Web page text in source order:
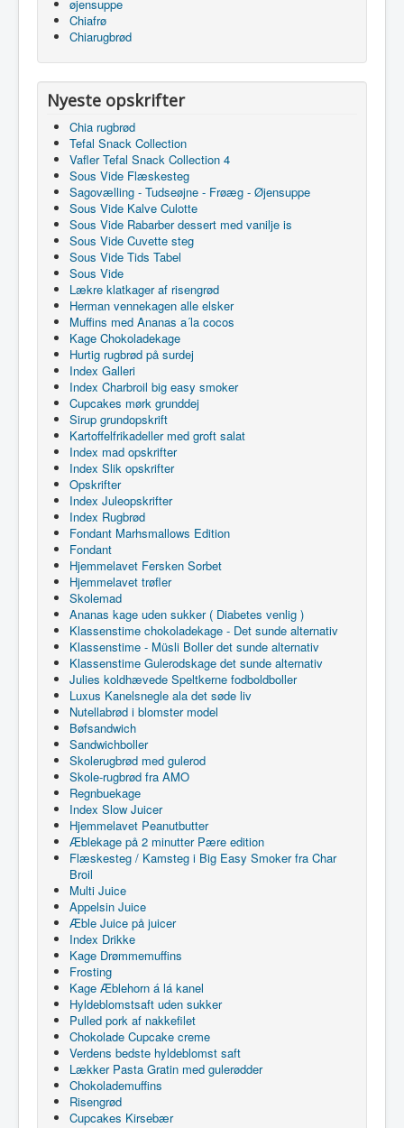
øjensuppe
Chiafrø
Chiarugbrød
Nyeste opskrifter
Chia rugbrød
Tefal Snack Collection
Vafler Tefal Snack Collection 4
Sous Vide Flæskesteg
Sagovælling - Tudseøjne - Frøæg - Øjensuppe
Sous Vide Kalve Culotte
Sous Vide Rabarber dessert med vanilje is
Sous Vide Cuvette steg
Sous Vide Tids Tabel
Sous Vide
Lækre klatkager af risengrød
Herman vennekagen alle elsker
Muffins med Ananas a´la cocos
Kage Chokoladekage
Hurtig rugbrød på surdej
Index Galleri
Index Charbroil big easy smoker
Cupcakes mørk grunddej
Sirup grundopskrift
Kartoffelfrikadeller med groft salat
Index mad opskrifter
Index Slik opskrifter
Opskrifter
Index Juleopskrifter
Index Rugbrød
Fondant Marhsmallows Edition
Fondant
Hjemmelavet Fersken Sorbet
Hjemmelavet trøfler
Skolemad
Ananas kage uden sukker ( Diabetes venlig )
Klassenstime chokoladekage - Det sunde alternativ
Klassenstime - Müsli Boller det sunde alternativ
Klassenstime Gulerodskage det sunde alternativ
Julies koldhævede Speltkerne fodboldboller
Luxus Kanelsnegle ala det søde liv
Nutellabrød i blomster model
Bøfsandwich
Sandwichboller
Skolerugbrød med gulerod
Skole-rugbrød fra AMO
Regnbuekage
Index Slow Juicer
Hjemmelavet Peanutbutter
Æblekage på 2 minutter Pære edition
Flæskesteg / Kamsteg i Big Easy Smoker fra Char
Broil
Multi Juice
Appelsin Juice
Æble Juice på juicer
Index Drikke
Kage Drømmemuffins
Frosting
Kage Æblehorn á lá kanel
Hyldeblomstsaft uden sukker
Pulled pork af nakkefilet
Chokolade Cupcake creme
Verdens bedste hyldeblomst saft
Lækker Pasta Gratin med gulerødder
Chokolademuffins
Risengrød
Cupcakes Kirsebær